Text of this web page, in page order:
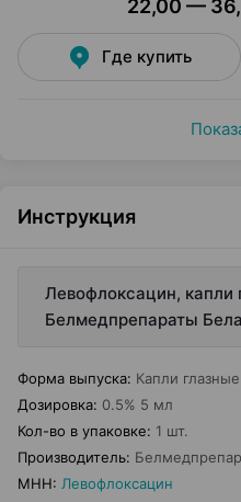
22,00 —
Где купить
Инструкция
Левофлоксацин, капли
Белмедпрепараты
Форма выпуска: Капли глазные
Дозировка: 0.5% 5 мл
Кол-во в упаковке: 1 шт.
Производитель:
МНН: Левофлоксацин